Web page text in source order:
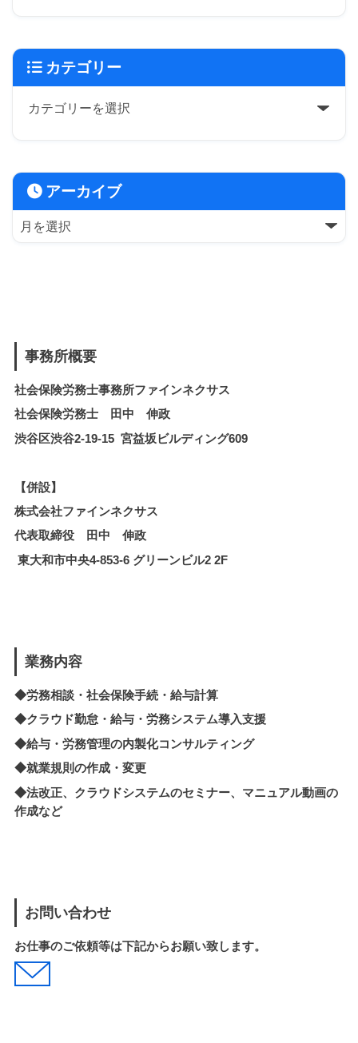
カテゴリー
アーカイブ
事務所概要
社会保険労務士事務所ファインネクサス
社会保険労務士 田中 伸政
渋谷区渋谷2-19-15 宮益坂ビルディング609
【併設】
株式会社ファインネクサス
代表取締役 田中 伸政
東大和市中央4-853-6 グリーンビル2 2F
業務内容
◆労務相談・社会保険手続・給与計算
◆クラウド勤怠・給与・労務システム導入支援
◆給与・労務管理の内製化コンサルティング
◆就業規則の作成・変更
◆法改正、クラウドシステムのセミナー、マニュアル動画の
作成など
お問い合わせ
お仕事のご依頼等は下記からお願い致します。